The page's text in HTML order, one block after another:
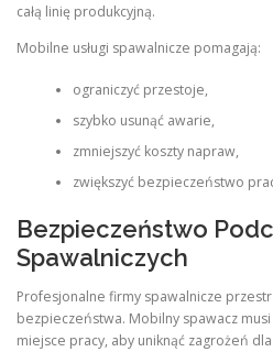
całą linię produkcyjną.
Mobilne usługi spawalnicze pomagają:
ograniczyć przestoje,
szybko usunąć awarie,
zmniejszyć koszty napraw,
zwiększyć bezpieczeństwo
Bezpieczeństwo
Spawalniczych
Profesjonalne firmy spawalnicze
bezpieczeństwa. Mobilny spawacz
miejsce pracy, aby uniknąć zagrożeń